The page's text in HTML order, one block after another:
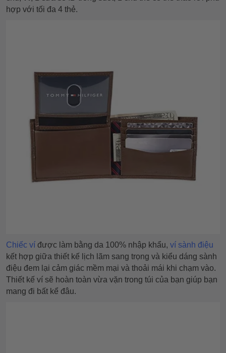
hợp với tối đa 4 thẻ.
Chiếc ví được làm bằng da 100% nhập khẩu, ví sành điệu
kết hợp giữa thiết kế lịch lãm sang trọng và kiểu dáng sành
điệu đem lại cảm giác mềm mại và thoải mái khi chạm vào.
Thiết kế ví sẽ hoàn toàn vừa vặn trong túi của bạn giúp bạn
mang đi bất kể đâu.